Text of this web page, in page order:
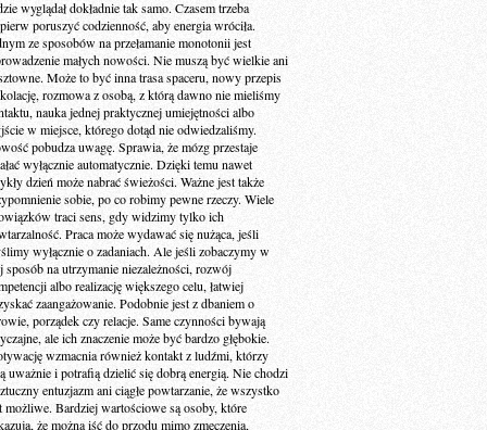
wyglądał dokładnie tak samo. Czasem trzeba
poruszyć codzienność, aby energia wróciła.
ze sposobów na przełamanie monotonii jest
małych nowości. Nie muszą być wielkie ani
Może to być inna trasa spaceru, nowy przepis
rozmowa z osobą, z którą dawno nie mieliśmy
nauka jednej praktycznej umiejętności albo
w miejsce, którego dotąd nie odwiedzaliśmy.
pobudza uwagę. Sprawia, że mózg przestaje
wyłącznie automatycznie. Dzięki temu nawet
dzień może nabrać świeżości. Ważne jest także
sobie, po co robimy pewne rzeczy. Wiele
traci sens, gdy widzimy tylko ich
Praca może wydawać się nużąca, jeśli
wyłącznie o zadaniach. Ale jeśli zobaczymy w
sposób na utrzymanie niezależności, rozwój
albo realizację większego celu, łatwiej
zaangażowanie. Podobnie jest z dbaniem o
porządek czy relacje. Same czynności bywają
ale ich znaczenie może być bardzo głębokie.
wzmacnia również kontakt z ludźmi, którzy
uważnie i potrafią dzielić się dobrą energią. Nie chodzi
entuzjazm ani ciągłe powtarzanie, że wszystko
możliwe. Bardziej wartościowe są osoby, które
że można iść do przodu mimo zmęczenia,